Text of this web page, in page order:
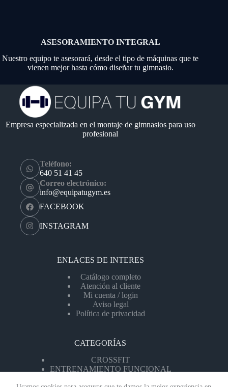
ASESORAMIENTO INTEGRAL
Nuestro equipo te asesorará, desde el tipo de máquinas que te
vienen mejor hasta cómo diseñar tu gimnasio.
Empresa especializada en el montaje de gimnasios para uso
profesional
Teléfono:
640 51 41 45
Correo electrónico:
info@equipatugym.es
FACEBOOK
INSTAGRAM
ENLACES DE INTERES
Catálogo completo
Atención al cliente
Mi cuenta / login
Aviso legal
Política de privacidad
CATEGORÍAS
CROSSFIT
ENTRENAMIENTO FUNCIONAL